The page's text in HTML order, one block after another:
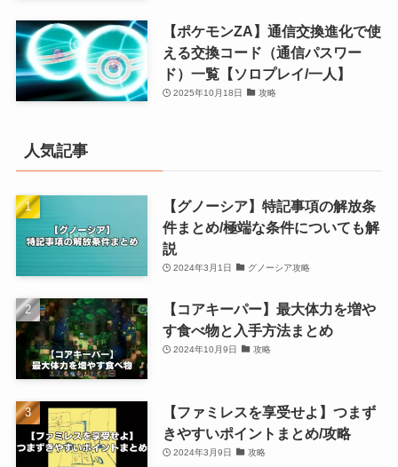
【ポケモンZA】通信交換進化で使
える交換コード（通信パスワー
ド）一覧【ソロプレイ/一人】
2025年10月18日 攻略
人気記事
【グノーシア】特記事項の解放条
件まとめ/極端な条件についても解
説
2024年3月1日 グノーシア攻略
【コアキーパー】最大体力を増や
す食べ物と入手方法まとめ
2024年10月9日 攻略
【ファミレスを享受せよ】つまず
きやすいポイントまとめ/攻略
2024年3月9日 攻略